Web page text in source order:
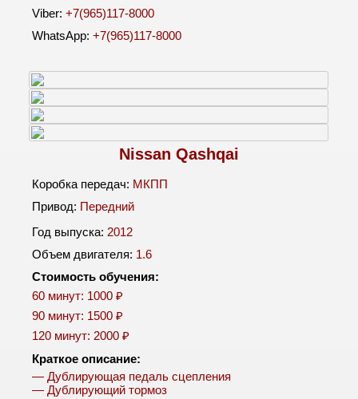
Viber: +7(965)117-8000
WhatsApp: +7(965)117-8000
Nissan Qashqai
Коробка передач: МКПП
Привод: Передний
Год выпуска: 2012
Объем двигателя: 1.6
Стоимость обучения:
60 минут: 1000 ₽
90 минут: 1500 ₽
120 минут: 2000 ₽
Краткое описание:
— Дублирующая педаль сцепления
— Дублирующий тормоз